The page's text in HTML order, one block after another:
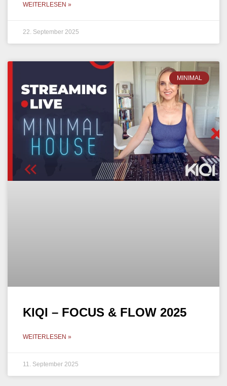
WEITERLESEN »
22. September 2025
MINIMAL
KIQI – FOCUS & FLOW 2025
WEITERLESEN »
11. September 2025